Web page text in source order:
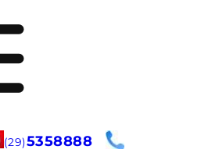
(29)5358888